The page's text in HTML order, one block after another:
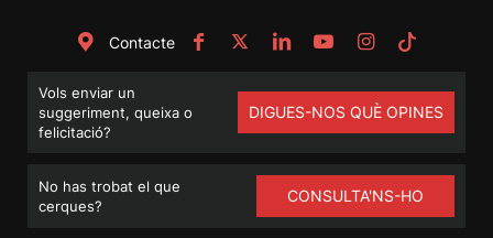
Contacte
Vols enviar un
suggeriment, queixa o
felicitació?
DIGUES-NOS QUÈ OPINES
No has trobat el que
cerques?
CONSULTA'NS-HO